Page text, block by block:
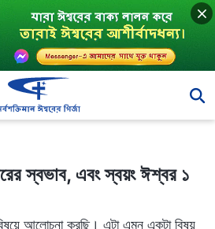
ঈশ্বর ১
স্বভাব, এবং স্বয়ং ঈশ্বর ১
আলোচনা করছি। এটা এমন একটা বিষয়